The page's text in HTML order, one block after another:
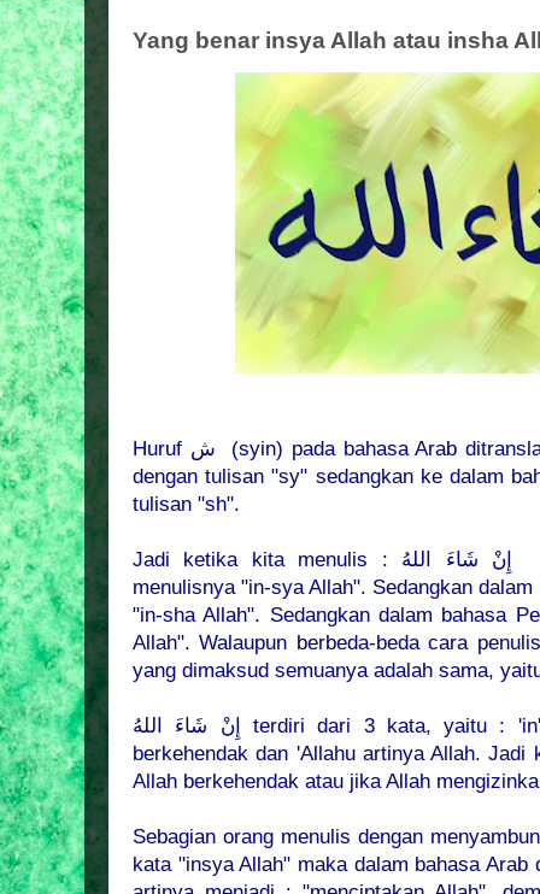
Yang benar insya Allah atau insha
Huruf ش (syin) pada bahasa Arab ditranslate ke dalam bahasa Indonesia
dengan tulisan "sy" sedangkan ke dalam
tulisan "sh".
Jadi ketika kita menulis : إِنْ شَاءَ اللهُ
menulisnya "in-sya Allah". Sedangkan
"in-sha Allah". Sedangkan dalam bahasa
Allah". Walaupun berbeda-beda cara
yang dimaksud semuanya adalah sama,
إِنْ شَاءَ اللهُ
terdiri dari 3 kata, yaitu :
berkehendak dan 'Allahu artinya Allah.
Allah berkehendak atau jika Allah
Sebagian orang menulis dengan
kata "insya Allah" maka dalam bahasa